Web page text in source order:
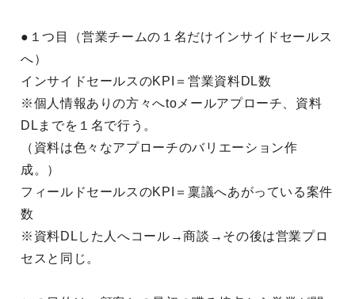
●１つ目（営業チームの１名だけインサイドセールス
へ）
インサイドセールスのKPI＝営業資料DL数
※個人情報ありの方々へtoメールアプローチ、資料
DLまでを１名で行う。
（資料は色々なアプローチのバリエーション作
成。）
フィールドセールスのKPI＝稟議へあがっている案件
数
※資料DLした人へコール→商談→その後は営業プロ
セスと同じ。